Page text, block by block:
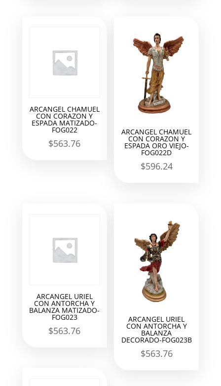
ARCANGEL CHAMUEL
CON CORAZON Y
ESPADA MATIZADO-
FOG022
$563.76
ARCANGEL CHAMUEL
CON CORAZON Y
ESPADA ORO VIEJO-
FOG022D
$596.24
ARCANGEL URIEL
CON ANTORCHA Y
BALANZA MATIZADO-
FOG023
$563.76
ARCANGEL URIEL
CON ANTORCHA Y
BALANZA
DECORADO-FOG023B
$563.76